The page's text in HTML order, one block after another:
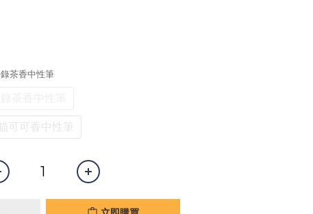
茶香中性筆
可可香中性筆